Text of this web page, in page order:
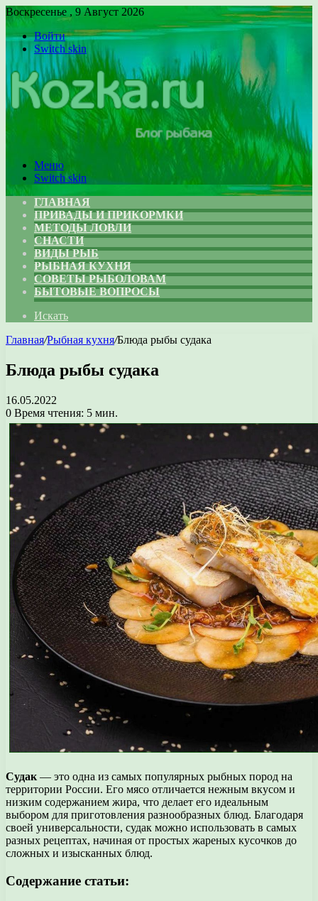
Воскресенье , 9 Август 2026
Войти
Switch skin
Меню
Switch skin
ГЛАВНАЯ
ПРИВАДЫ И ПРИКОРМКИ
МЕТОДЫ ЛОВЛИ
СНАСТИ
ВИДЫ РЫБ
РЫБНАЯ КУХНЯ
СОВЕТЫ РЫБОЛОВАМ
БЫТОВЫЕ ВОПРОСЫ
Искать
Главная/Рыбная кухня/Блюда рыбы судака
Блюда рыбы судака
16.05.2022
0 Время чтения: 5 мин.
Судак — это одна из самых популярных рыбных пород на
территории России. Его мясо отличается нежным вкусом и
низким содержанием жира, что делает его идеальным
выбором для приготовления разнообразных блюд. Благодаря
своей универсальности, судак можно использовать в самых
разных рецептах, начиная от простых жареных кусочков до
сложных и изысканных блюд.
Содержание статьи: